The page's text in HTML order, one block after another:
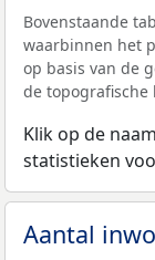
Bovenstaande
waarbinnen het
op basis van de
de topografische
Klik op de
statistieken
Aantal